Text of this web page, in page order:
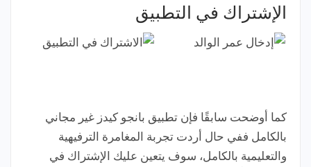
الإشتراك في التطبيق
كما أوضحت سابقًا فإن تطبيق بانجو كيدز غير مجاني
بالكامل ففي حال أردت تجربة المغامرة الترفيهية
والتعليمية بالكامل، سوف يتعين عليك الإشتراك في